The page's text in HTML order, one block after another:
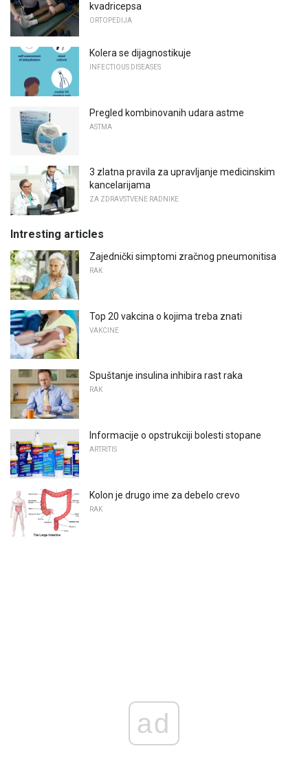
kvadricepsa
ORTOPEDIJA
Kolera se dijagnostikuje
INFECTIOUS DISEASES
Pregled kombinovanih udara astme
ASTMA
3 zlatna pravila za upravljanje medicinskim
kancelarijama
ZA ZDRAVSTVENE RADNIKE
Intresting articles
Zajednički simptomi zračnog pneumonitisa
RAK
Top 20 vakcina o kojima treba znati
VAKCINE
Spuštanje insulina inhibira rast raka
RAK
Informacije o opstrukciji bolesti stopane
ARTRITIS
Kolon je drugo ime za debelo crevo
RAK
ad